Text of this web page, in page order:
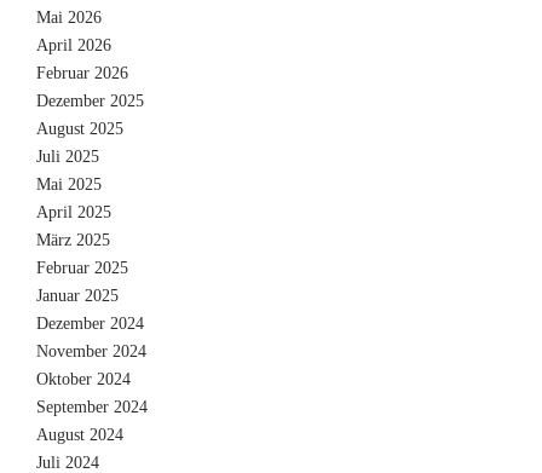
Mai 2026
April 2026
Februar 2026
Dezember 2025
August 2025
Juli 2025
Mai 2025
April 2025
März 2025
Februar 2025
Januar 2025
Dezember 2024
November 2024
Oktober 2024
September 2024
August 2024
Juli 2024